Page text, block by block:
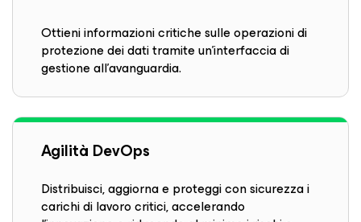
Ottieni informazioni critiche sulle operazioni di
protezione dei dati tramite un'interfaccia di
gestione all'avanguardia.
Agilità DevOps
Distribuisci, aggiorna e proteggi con sicurezza i
carichi di lavoro critici, accelerando